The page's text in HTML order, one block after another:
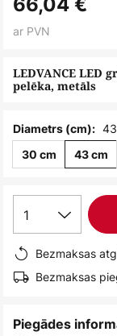
uz
galerijas
LEDVANCE LED
pelēka, metāls
ar PVN
Diametrs (cm):
30 cm 43 cm
1
Bezmaksas
Bezmaksas
Piegādes